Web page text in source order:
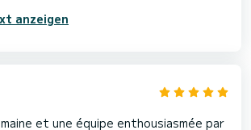
anzeigen
et une équipe enthousiasmée par